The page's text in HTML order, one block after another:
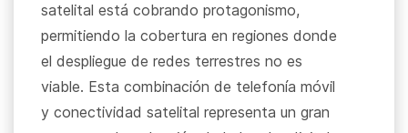
satelital está cobrando protagonismo,
permitiendo la cobertura en regiones donde
el despliegue de redes terrestres no es
viable. Esta combinación de telefonía móvil
y conectividad satelital representa un gran